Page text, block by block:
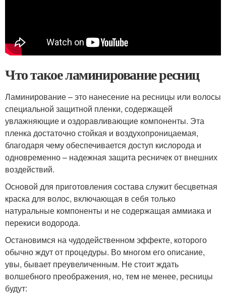
Что такое ламинирование ресниц
Ламинирование – это нанесение на ресницы или волосы
специальной защитной пленки, содержащей
увлажняющие и оздоравливающие компоненты. Эта
пленка достаточно стойкая и воздухопроницаемая,
благодаря чему обеспечивается доступ кислорода и
одновременно – надежная защита ресничек от внешних
воздействий.
Основой для приготовления состава служит бесцветная
краска для волос, включающая в себя только
натуральные компоненты и не содержащая аммиака и
перекиси водорода.
Остановимся на чудодейственном эффекте, которого
обычно ждут от процедуры. Во многом его описание,
увы, бывает преувеличенным. Не стоит ждать
волшебного преображения, но, тем не менее, ресницы
будут: